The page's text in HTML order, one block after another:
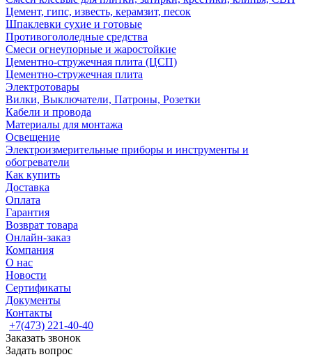
Цемент, гипс, известь, керамзит, песок
Шпаклевки сухие и готовые
Противогололедные средства
Смеси огнеупорные и жаростойкие
Цементно-стружечная плита (ЦСП)
Цементно-стружечная плита
Электротовары
Вилки, Выключатели, Патроны, Розетки
Кабели и провода
Материалы для монтажа
Освещение
Электроизмерительные приборы и инструменты и
обогреватели
Как купить
Доставка
Оплата
Гарантия
Возврат товара
Онлайн-заказ
Компания
О нас
Новости
Сертификаты
Документы
Контакты
+7(473) 221-40-40
Заказать звонок
Задать вопрос